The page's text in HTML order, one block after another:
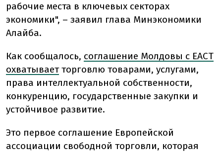
рабочие места в ключевых секторах
экономики", – заявил глава Минэкономики
Алайба.
Как сообщалось, соглашение Молдовы с ЕАСТ
охватываетторговлю товарами, услугами,
права интеллектуальной собственности,
конкуренцию, государственные закупки и
устойчивое развитие.
Это первое соглашение Европейской
ассоциации свободной торговли, которая